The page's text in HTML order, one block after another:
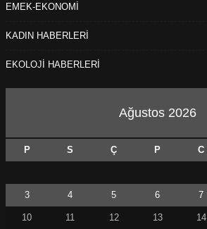
EMEK-EKONOMİ
KADIN HABERLERİ
EKOLOJİ HABERLERİ
Ağustos 2026
P S Ç P C
3 4 5 6 7
10 11 12 13 14